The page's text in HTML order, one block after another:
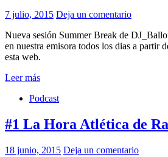
7 julio, 2015 Deja un comentario
Nueva sesión Summer Break de
en nuestra emisora todos los dias a partir
esta web.
Leer más
Podcast
#1 La Hora Atlética de
18 junio, 2015 Deja un comentario